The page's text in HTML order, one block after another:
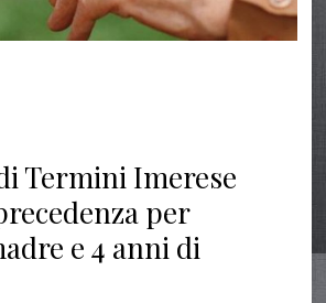
Termini Imerese
per
e 4 anni di